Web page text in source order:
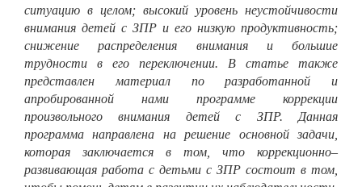
ситуацию в целом; высокий уровень неустойчивости
внимания детей с ЗПР и его низкую продуктивность;
снижение распределения внимания и большие
трудности в его переключении. В статье также
представлен материал по разработанной и
апробированной нами программе коррекции
произвольного внимания детей с ЗПР. Данная
программа направлена на решение основной задачи,
которая заключается в том, что коррекционно–
развивающая работа с детьми с ЗПР состоит в том,